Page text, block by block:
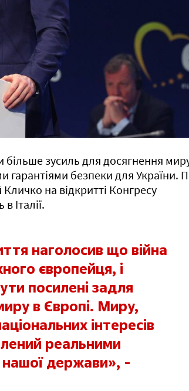
зусиль для досягнення
гарантіями безпеки для України.
Кличко на відкритті Конгресу
Італії.
наголосив що війна
європейця, і
посилені задля
в Європі. Миру,
інтересів
реальними
нашої держави», -